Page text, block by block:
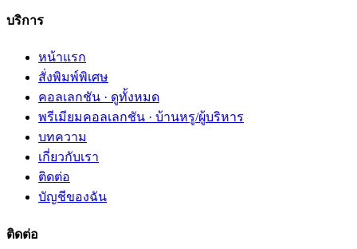
บริการ
หน้าแรก
สั่งพิมพ์พิเศษ
คอลเลกชัน · ดูทั้งหมด
พรีเมียมคอลเลกชัน · บ้านหรู/ผู้บริหาร
บทความ
เกี่ยวกับเรา
ติดต่อ
บัญชีของฉัน
ติดต่อ